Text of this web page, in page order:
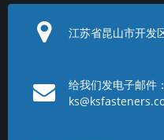
江苏省昆山市开发
给我们发电子邮件：